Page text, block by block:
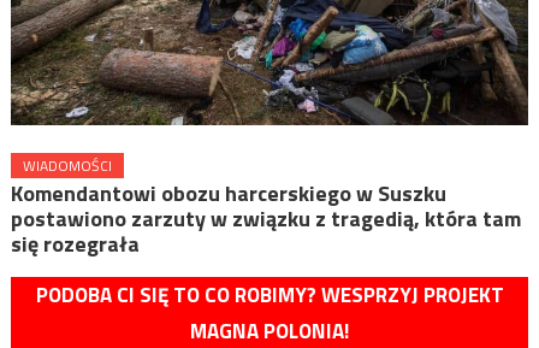
WIADOMOŚCI
Komendantowi obozu harcerskiego w Suszku
postawiono zarzuty w związku z tragedią, która tam
się rozegrała
PODOBA CI SIĘ TO CO ROBIMY? WESPRZYJ PROJEKT
MAGNA POLONIA!